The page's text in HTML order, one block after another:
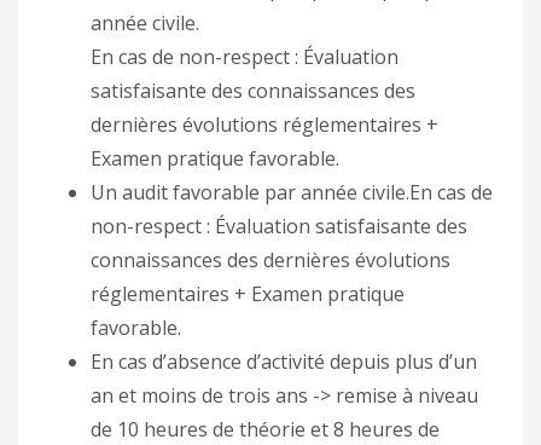
année civile.
En cas de non-respect : Évaluation
satisfaisante des connaissances des
dernières évolutions réglementaires +
Examen pratique favorable.
Un audit favorable par année civile.En cas de
non-respect : Évaluation satisfaisante des
connaissances des dernières évolutions
réglementaires + Examen pratique
favorable.
En cas d’absence d’activité depuis plus d’un
an et moins de trois ans -> remise à niveau
de 10 heures de théorie et 8 heures de